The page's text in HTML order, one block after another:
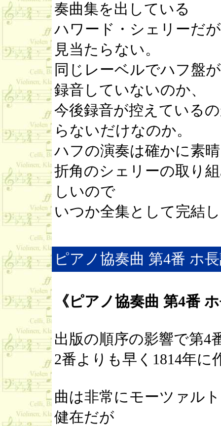
奏曲集を出している
ハワード・シェリーだ
見当たらない。
同じレーベルでハフ盤
録音していないのか、
今後録音が控えている
らないだけなのか。
ハフの演奏は確かに素
折角のシェリーの取り
しいので
いつか全集として完結
ピアノ協奏曲 第4番 ホ
《ピアノ協奏曲 第4番
出版の順序の影響で第4
2番よりも早く1814年
曲は非常にモーツァル
健在だが